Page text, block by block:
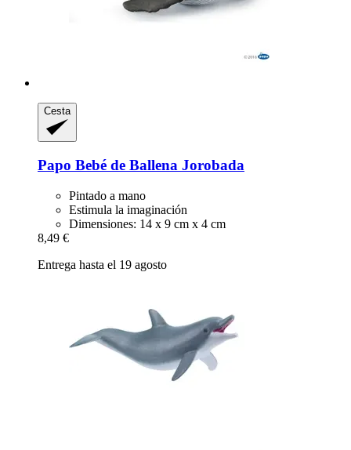
Cesta
Papo Bebé de Ballena Jorobada
Pintado a mano
Estimula la imaginación
Dimensiones: 14 x 9 cm x 4 cm
8,49 €
Entrega hasta el 19 agosto